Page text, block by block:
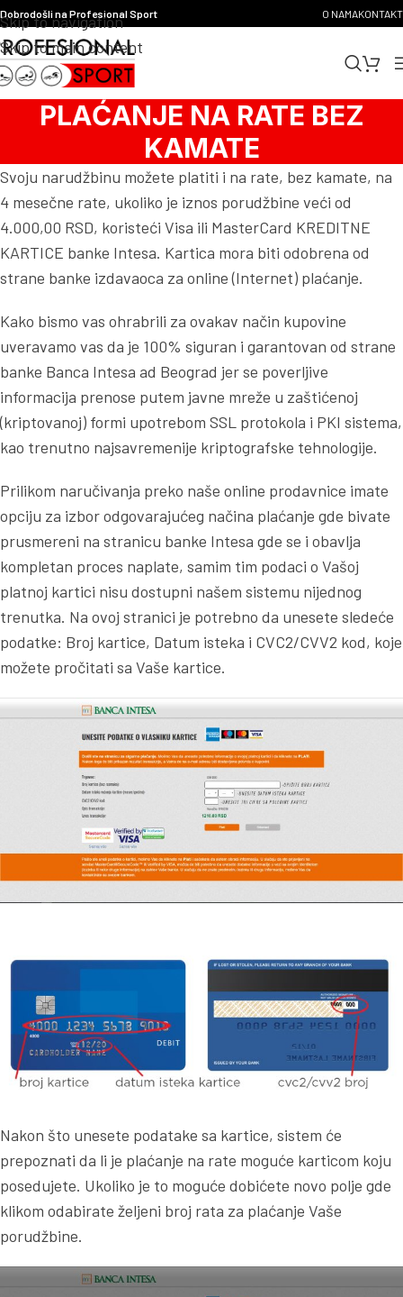
Skip to navigation
Skip to main content
Dobrodošli na Profesional Sport O NAMAKONTAKT
PLAĆANJE NA RATE BEZ
KAMATE
Svoju narudžbinu možete platiti i na rate, bez kamate, na
4 mesečne rate, ukoliko je iznos porudžbine veći od
4.000,00 RSD, koristeći Visa ili MasterCard KREDITNE
KARTICE banke Intesa. Kartica mora biti odobrena od
strane banke izdavaoca za online (Internet) plaćanje.
Kako bismo vas ohrabrili za ovakav način kupovine
uveravamo vas da je 100% siguran i garantovan od strane
banke Banca Intesa ad Beograd jer se poverljive
informacija prenose putem javne mreže u zaštićenoj
(kriptovanoj) formi upotrebom SSL protokola i PKI sistema,
kao trenutno najsavremenije kriptografske tehnologije.
Prilikom naručivanja preko naše online prodavnice imate
opciju za izbor odgovarajućeg načina plaćanje gde bivate
prusmereni na stranicu banke Intesa gde se i obavlja
kompletan proces naplate, samim tim podaci o Vašoj
platnoj kartici nisu dostupni našem sistemu nijednog
trenutka. Na ovoj stranici je potrebno da unesete sledeće
podatke: Broj kartice, Datum isteka i CVC2/CVV2 kod, koje
možete pročitati sa Vaše kartice.
Nakon što unesete podatake sa kartice, sistem će
prepoznati da li je plaćanje na rate moguće karticom koju
posedujete. Ukoliko je to moguće dobićete novo polje gde
klikom odabirate željeni broj rata za plaćanje Vaše
porudžbine.